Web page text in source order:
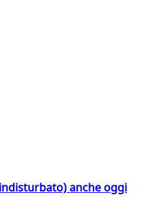
anche oggi